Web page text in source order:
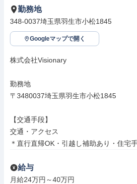
勤務地
348-0037埼玉県羽生市小松1845
Googleマップで開く
株式会社Visionary
勤務地
〒3480037埼玉県羽生市小松1845
【交通手段】
交通・アクセス
＊直行直帰OK・引越し補助あり・住宅
給与
月給24万円～40万円